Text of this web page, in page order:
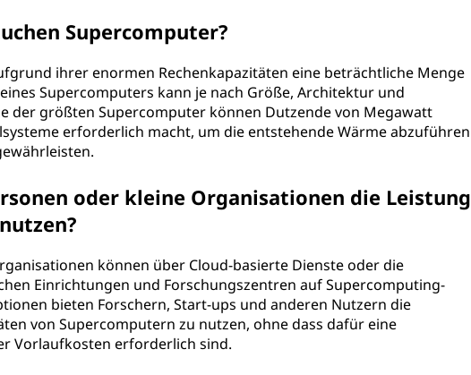
Supercomputer?
ihrer enormen Rechenkapazitäten eine beträchtliche Menge
Supercomputers kann je nach Größe, Architektur und
der größten Supercomputer können Dutzende von Megawatt
erforderlich macht, um die entstehende Wärme abzuführen
oder kleine Organisationen die Leistung
können über Cloud-basierte Dienste oder die
Einrichtungen und Forschungszentren auf Supercomputing-
bieten Forschern, Start-ups und anderen Nutzern die
von Supercomputern zu nutzen, ohne dass dafür eine
Vorlaufkosten erforderlich sind.